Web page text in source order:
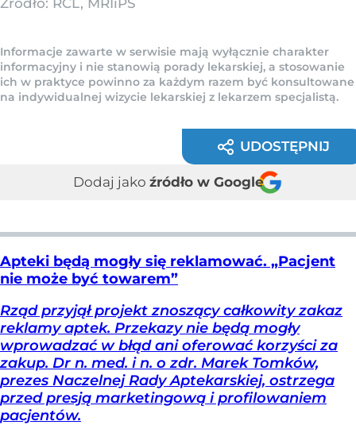
Informacje zawarte w serwisie mają wyłącznie charakter
informacyjny i nie stanowią porady lekarskiej, a stosowanie
ich w praktyce powinno za każdym razem być konsultowane
na indywidualnej wizycie lekarskiej z lekarzem specjalistą.
UDOSTĘPNIJ
Dodaj jako źródło w Google
Apteki będą mogły się reklamować. „Pacjent
nie może być towarem”
Rząd przyjął projekt znoszący całkowity zakaz
reklamy aptek. Przekazy nie będą mogły
wprowadzać w błąd ani oferować korzyści za
zakup. Dr n. med. i n. o zdr. Marek Tomków,
prezes Naczelnej Rady Aptekarskiej, ostrzega
przed presją marketingową i profilowaniem
pacjentów.